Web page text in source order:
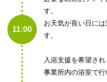
11:00
す。
お天気が良い日に
す。
入浴支援を希望さ
事業所内の浴室で行